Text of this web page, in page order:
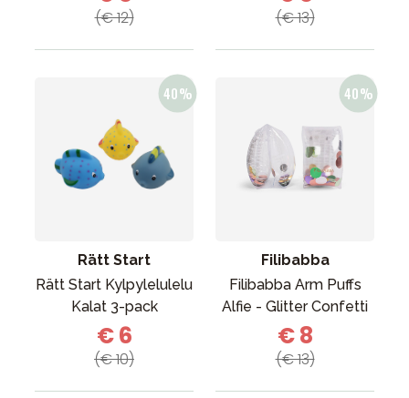
(€ 12) (€ 13)
Rätt Start
Rätt Start Kylpylelulelu
Kalat 3-pack
€ 6
(€ 10)
Filibabba
Filibabba Arm Puffs
Alfie - Glitter Confetti
€ 8
(€ 13)